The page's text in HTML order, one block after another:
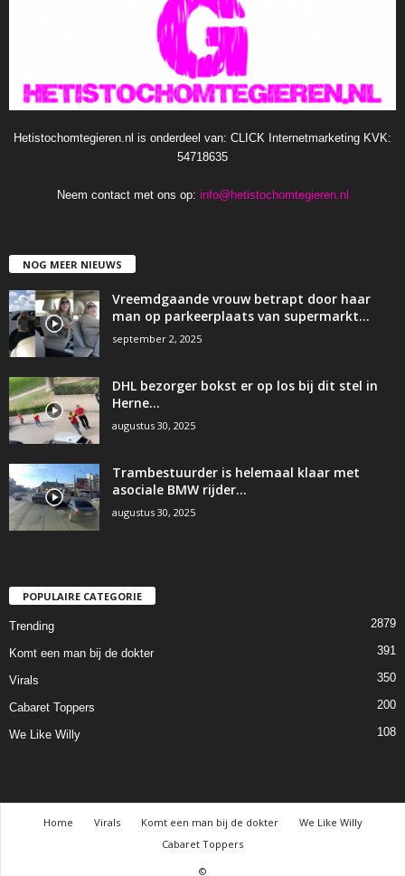
Hetistochomtegieren.nl is onderdeel van: CLICK Internetmarketing KVK:
54718635
Neem contact met ons op: info@hetistochomtegieren.nl
NOG MEER NIEUWS
Vreemdgaande vrouw betrapt door haar
man op parkeerplaats van supermarkt…
september 2, 2025
DHL bezorger bokst er op los bij dit stel in
Herne…
augustus 30, 2025
Trambestuurder is helemaal klaar met
asociale BMW rijder…
augustus 30, 2025
POPULAIRE CATEGORIE
Trending 2879
Komt een man bij de dokter 391
Virals 350
Cabaret Toppers 200
We Like Willy 108
Home Virals Komt een man bij de dokter
We Like Willy
Cabaret Toppers
©